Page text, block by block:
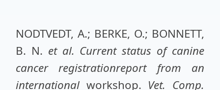
NODTVEDT, A.; BERKE, O.; BONNETT,
B. N. et al. Current status of canine
cancer registrationreport from an
international workshop. Vet. Comp.